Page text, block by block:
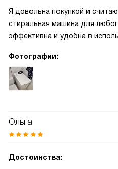
Я довольна покупкой и
стиральная машина для
эффективна и удобна в
Фотографии:
Ольга
Достоинства: